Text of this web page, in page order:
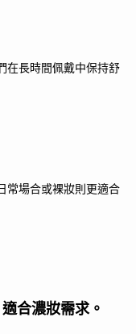
在長時間佩戴中保持舒
常場合或裸妝則更適合
合濃妝需求。